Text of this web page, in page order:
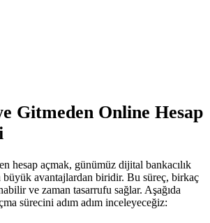
Gitmeden Online Hesap
hesap açmak, günümüz dijital bankacılık
büyük avantajlardan biridir. Bu süreç, birkaç
ve zaman tasarrufu sağlar. Aşağıda
sürecini adım adım inceleyeceğiz: